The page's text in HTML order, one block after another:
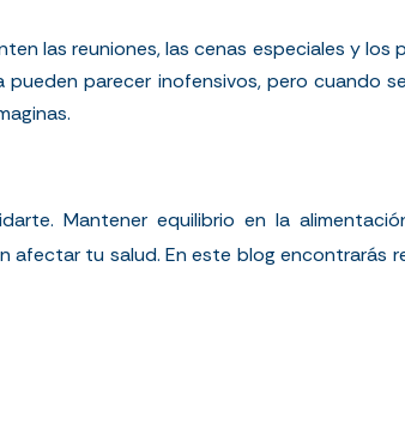
las reuniones, las cenas especiales y
parecer inofensivos, pero cuando
Mantener equilibrio en la
tu salud. En este blog encontrarás